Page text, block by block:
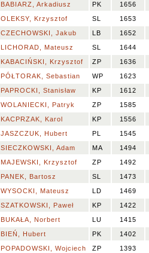
BABIARZ, Arkadiusz PK
1656
OLEKSY, Krzysztof SL
1653
CZECHOWSKI, Jakub LB
1652
LICHORAD, Mateusz SL
1644
KABACIŃSKI, Krzysztof ZP
1636
PÓŁTORAK, Sebastian WP
1623
PAPROCKI, Stanisław KP
1612
WOLANIECKI, Patryk ZP
1585
KACPRZAK, Karol KP
1556
JASZCZUK, Hubert PL
1545
SIECZKOWSKI, Adam MA
1494
MAJEWSKI, Krzysztof ZP
1492
PANEK, Bartosz SL
1473
WYSOCKI, Mateusz LD
1469
SZATKOWSKI, Paweł KP
1422
BUKAŁA, Norbert LU
1415
BIEŃ, Hubert PK
1402
POPADOWSKI, Wojciech ZP
1393